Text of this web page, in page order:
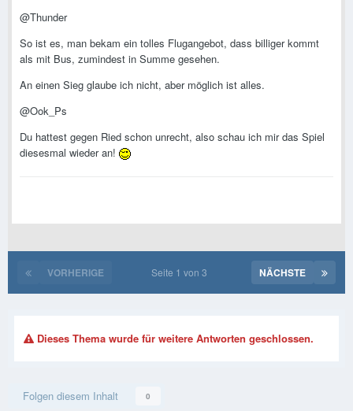
@Thunder
So ist es, man bekam ein tolles Flugangebot, dass billiger kommt
als mit Bus, zumindest in Summe gesehen.
An einen Sieg glaube ich nicht, aber möglich ist alles.
@Ook_Ps
Du hattest gegen Ried schon unrecht, also schau ich mir das Spiel
diesesmal wieder an!
VORHERIGE NÄCHSTE
Seite 1 von 3
Dieses Thema wurde für weitere Antworten geschlossen.
Folgen diesem Inhalt 0